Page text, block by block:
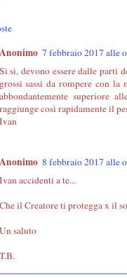
Anonimo 7 febbraio 2017 alle
Si si, devono essere dalle parti
grossi sassi da rompere con
abbondantemente superiore
raggiunge così rapidamente il
Ivan
Anonimo 8 febbraio 2017 alle
Ivan accidenti a te...
Che il Creatore ti protegga x il
Un saluto
T.B.